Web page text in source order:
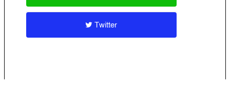
Twitter